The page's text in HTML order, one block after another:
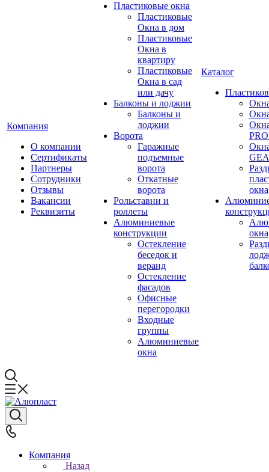
Компания
О компании
Сертификаты
Партнеры
Сотрудники
Отзывы
Вакансии
Реквизиты
Пластиковые окна
Пластиковые
Окна в дом
Пластиковые
Окна в
квартиру
Пластиковые
Окна в сад
или дачу
Балконы и лоджии
Балконы и
лоджии
Ворота
Гаражные
подъемные
ворота
Откатные
ворота
Рольставни и
роллеты
Алюминиевые
конструкции
Остекление
беседок и
веранд
Остекление
фасадов
Офисные
перегородки
Входные
группы
Алюминиевые
окна
Каталог
окна
окна
Компания
Назад